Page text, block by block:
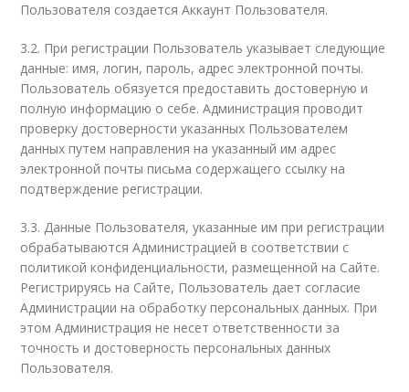
Пользователя создается Аккаунт Пользователя.
3.2. При регистрации Пользователь указывает следующие
данные: имя, логин, пароль, адрес электронной почты.
Пользователь обязуется предоставить достоверную и
полную информацию о себе. Администрация проводит
проверку достоверности указанных Пользователем
данных путем направления на указанный им адрес
электронной почты письма содержащего ссылку на
подтверждение регистрации.
3.3. Данные Пользователя, указанные им при регистрации
обрабатываются Администрацией в соответствии с
политикой конфиденциальности, размещенной на Сайте.
Регистрируясь на Сайте, Пользователь дает согласие
Администрации на обработку персональных данных. При
этом Администрация не несет ответственности за
точность и достоверность персональных данных
Пользователя.